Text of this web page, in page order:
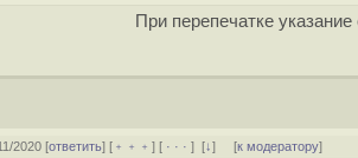
При перепечатке
2020 [ответить] [ ﹢﹢﹢] [ · · ·][↓] [к модератору]